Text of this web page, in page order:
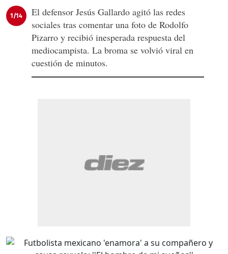
1/14
El defensor Jesús Gallardo agitó las redes
sociales tras comentar una foto de Rodolfo
Pizarro y recibió inesperada respuesta del
mediocampista. La broma se volvió viral en
cuestión de minutos.